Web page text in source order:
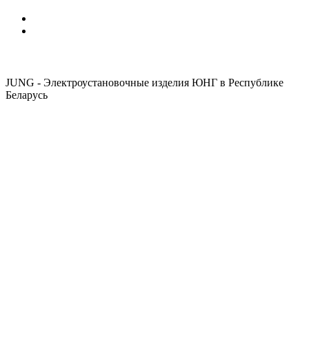
JUNG - Электроустановочные изделия ЮНГ в Республике
Беларусь